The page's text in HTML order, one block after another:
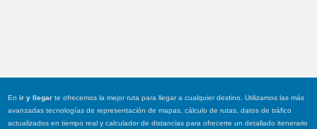
Enir y llegar te ofrecemos la mejor ruta para llegar a cualquier destino. Utilizamos las más
avanzadas tecnologías de representación de mapas, cálculo de rutas, datos de tráfico
actualizados en tiempo real y calculador de distancias para ofrecerte un detallado itenerario